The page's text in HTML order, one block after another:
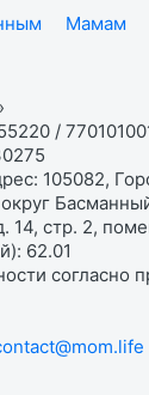
Мамам
/
105082,
14, стр. 2,
62.01
согласно